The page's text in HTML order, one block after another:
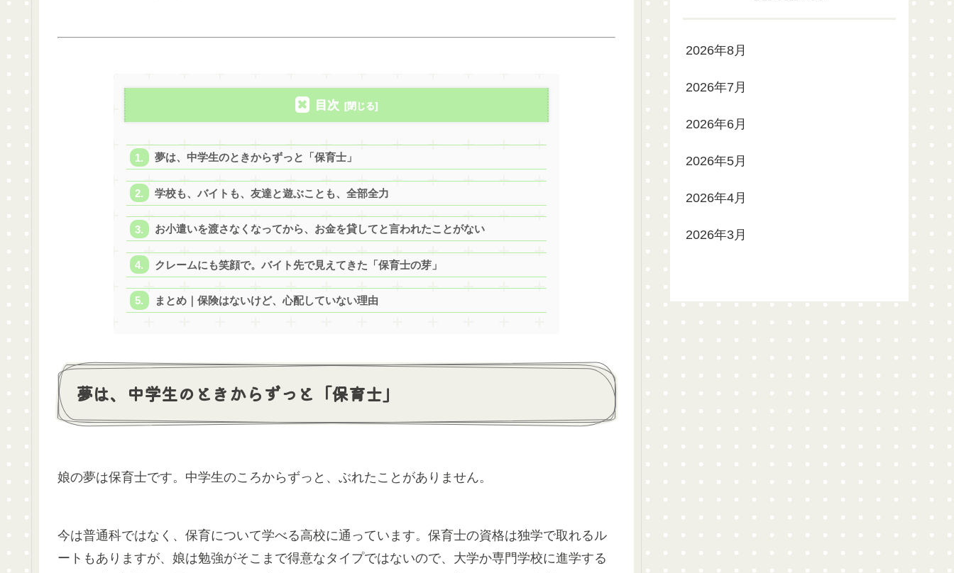
目次
夢は、中学生のときからずっと「保育士」
学校も、バイトも、友達と遊ぶことも、全部全力
お小遣いを渡さなくなってから、お金を貸してと言われたことがない
クレームにも笑顔で。バイト先で見えてきた「保育士の芽」
まとめ｜保険はないけど、心配していない理由
夢は、中学生のときからずっと「保育士」
娘の夢は保育士です。中学生のころからずっと、ぶれたことがありません。
今は普通科ではなく、保育について学べる高校に通っています。保育士の資格は独学で取れるル
ートもありますが、娘は勉強がそこまで得意なタイプではないので、大学か専門学校に進学する
2026年8月
2026年7月
2026年6月
2026年5月
2026年4月
2026年3月